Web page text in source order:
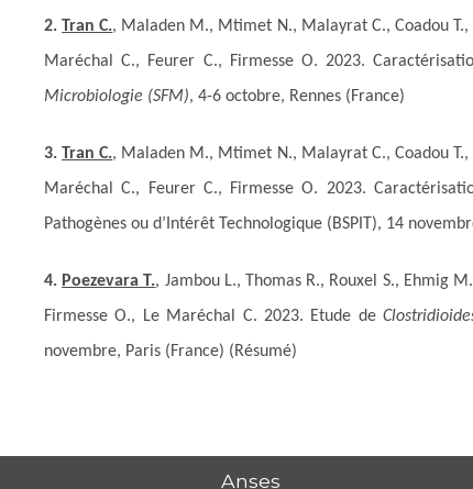
2. Tran C., Maladen M., Mtimet N., Malayrat C., Coadou T.,
Maréchal C., Feurer C., Firmesse O. 2023.
Microbiologie (SFM), 4-6 octobre, Rennes (France)
3. Tran C., Maladen M., Mtimet N., Malayrat C., Coadou T.,
Maréchal C., Feurer C., Firmesse O. 2023.
Pathogènes ou d’Intérêt Technologique (BSPIT), 14
4. Poezevara T., Jambou L., Thomas R., Rouxel S., Ehmig
Firmesse O., Le Maréchal C. 2023. Etude de
novembre, Paris (France) (Résumé)
Anses